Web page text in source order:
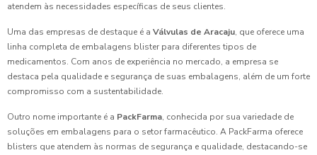
atendem às necessidades específicas de seus clientes.
Uma das empresas de destaque é a Válvulas de Aracaju, que oferece uma
linha completa de embalagens blister para diferentes tipos de
medicamentos. Com anos de experiência no mercado, a empresa se
destaca pela qualidade e segurança de suas embalagens, além de um forte
compromisso com a sustentabilidade.
Outro nome importante é a PackFarma, conhecida por sua variedade de
soluções em embalagens para o setor farmacêutico. A PackFarma oferece
blisters que atendem às normas de segurança e qualidade, destacando-se